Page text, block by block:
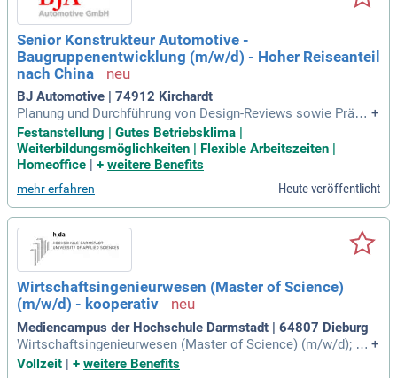
Senior Konstrukteur Automotive -
Baugruppenentwicklung (m/w/d) - Hoher Reiseanteil
nach China
BJ Automotive | 74912 Kirchardt
Planung und Durchführung von Design-Reviews sowie Präse
ntation der Ergebnisse vor internen Fachabteilungen, Kunde
n und Lieferanten; Unterstützung bei der Erstellung von Wer
kzeugzeichnungen in Abstimmung mit den Kollegen aus CN
+
Festanstellung | Gutes Betriebsklima |
Weiterbildungsmöglichkeiten | Flexible Arbeitszeiten |
Homeoffice
+ weitere Benefits
mehr erfahren Heute veröffentlicht
Wirtschaftsingenieurwesen (Master of Science)
(m/w/d) - kooperativ
Mediencampus der Hochschule Darmstadt | 64807 Dieburg
Wirtschaftsingenieurwesen (Master of Science) (m/w/d); ko
operativ: Studiengangsbeschreibung: Der Master-Studienga
+
Vollzeit | + weitere Benefits